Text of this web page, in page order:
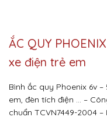
ẮC QUY
xe điện trẻ em
Bình ắc quy Phoenix 6v –
em, đèn tích điện … –
chuẩn TCVN7449-2004 –